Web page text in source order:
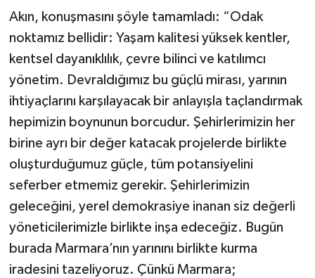
Akın, konuşmasını şöyle tamamladı: “Odak
noktamız bellidir: Yaşam kalitesi yüksek kentler,
kentsel dayanıklılık, çevre bilinci ve katılımcı
yönetim. Devraldığımız bu güçlü mirası, yarının
ihtiyaçlarını karşılayacak bir anlayışla taçlandırmak
hepimizin boynunun borcudur. Şehirlerimizin her
birine ayrı bir değer katacak projelerde birlikte
oluşturduğumuz güçle, tüm potansiyelini
seferber etmemiz gerekir. Şehirlerimizin
geleceğini, yerel demokrasiye inanan siz değerli
yöneticilerimizle birlikte inşa edeceğiz. Bugün
burada Marmara’nın yarınını birlikte kurma
iradesini tazeliyoruz. Çünkü Marmara;